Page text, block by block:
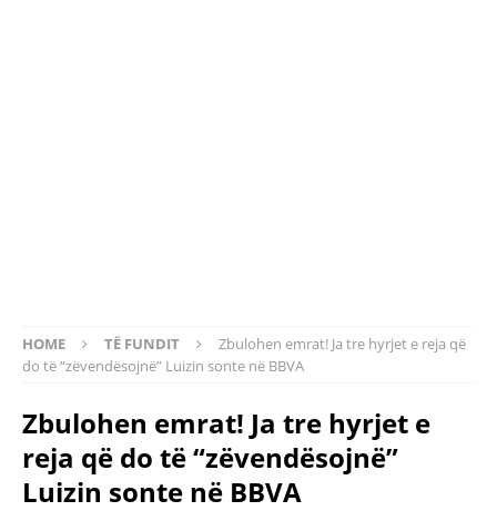
HOME TË FUNDIT
Zbulohen emrat! Ja tre hyrjet e reja që
do të “zëvendësojnë” Luizin sonte në BBVA
Zbulohen emrat! Ja tre hyrjet e
reja që do të “zëvendësojnë”
Luizin sonte në BBVA